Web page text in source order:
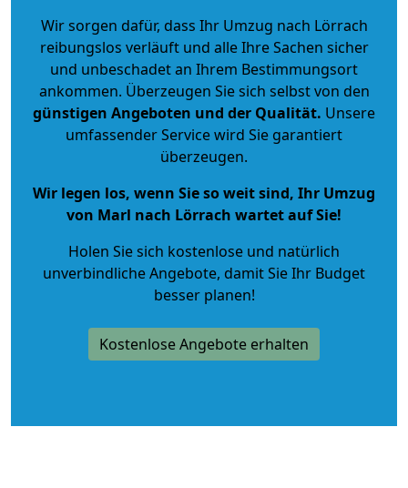
Wir sorgen dafür, dass Ihr Umzug nach Lörrach
reibungslos verläuft und alle Ihre Sachen sicher
und unbeschadet an Ihrem Bestimmungsort
ankommen. Überzeugen Sie sich selbst von den
günstigen Angeboten und der Qualität. Unsere
umfassender Service wird Sie garantiert
überzeugen.
Wir legen los, wenn Sie so weit sind, Ihr Umzug
von Marl nach Lörrach wartet auf Sie!
Holen Sie sich kostenlose und natürlich
unverbindliche Angebote, damit Sie Ihr Budget
besser planen!
Kostenlose Angebote erhalten